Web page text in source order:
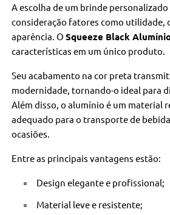
A escolha de um brinde personalizado
consideração fatores como utilidade,
aparência. OSqueeze Black
características em um único produto.
Seu acabamento na cor preta
modernidade, tornando-o ideal para
Além disso, o alumínio é um material
adequado para o transporte de
ocasiões.
Entre as principais vantagens estão:
Design elegante e profissional;
Material leve e resistente;